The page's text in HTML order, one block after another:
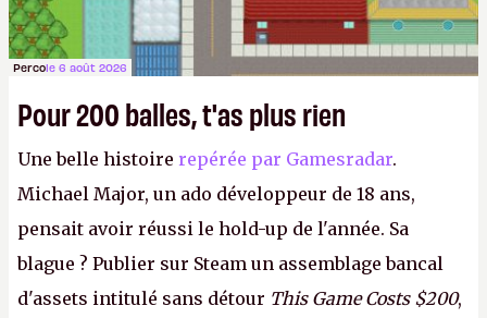
Percole 6 août 2026
Pour 200 balles, t'as plus rien
Une belle histoire repérée par Gamesradar.
Michael Major, un ado développeur de 18 ans,
pensait avoir réussi le hold-up de l'année. Sa
blague ? Publier sur Steam un assemblage bancal
d'assets intitulé sans détour This Game Costs $200,